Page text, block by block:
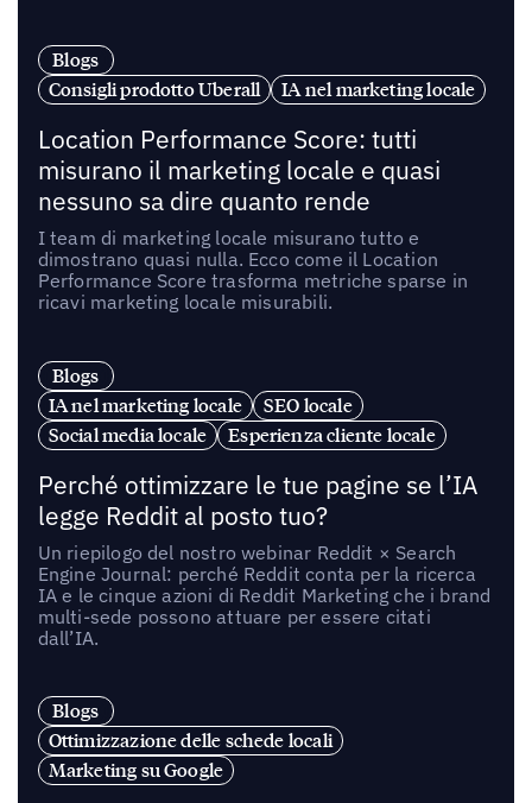
Blogs
Consigli prodotto Uberall
IA nel marketing locale
Location Performance Score: tutti
misurano il marketing locale e quasi
nessuno sa dire quanto rende
I team di marketing locale misurano tutto e
dimostrano quasi nulla. Ecco come il Location
Performance Score trasforma metriche sparse in
ricavi marketing locale misurabili.
Blogs
IA nel marketing locale
SEO locale
Social media locale
Esperienza cliente locale
Perché ottimizzare le tue pagine se l’IA
legge Reddit al posto tuo?
Un riepilogo del nostro webinar Reddit × Search
Engine Journal: perché Reddit conta per la ricerca
IA e le cinque azioni di Reddit Marketing che i brand
multi-sede possono attuare per essere citati
dall’IA.
Blogs
Ottimizzazione delle schede locali
Marketing su Google